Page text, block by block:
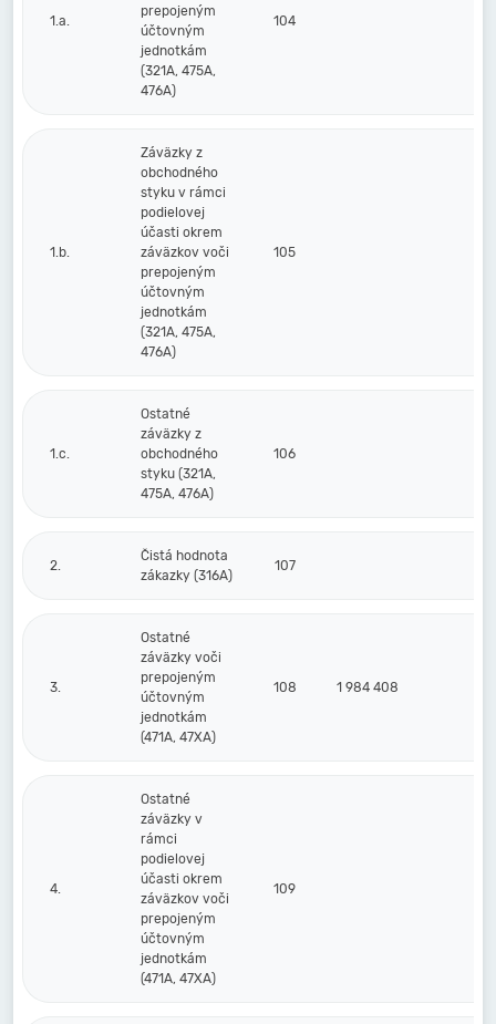
1.a.
prepojeným
účtovným
jednotkám
(321A, 475A,
476A)
104
1.b.
Záväzky z
obchodného
styku v rámci
podielovej
účasti okrem
záväzkov voči
prepojeným
účtovným
jednotkám
(321A, 475A,
476A)
105
1.c.
Ostatné
záväzky z
obchodného
styku (321A,
475A, 476A)
106
2.
Čistá hodnota
zákazky (316A)
107
3.
Ostatné
záväzky voči
prepojeným
účtovným
jednotkám
(471A, 47XA)
108 1 984 408
4.
Ostatné
záväzky v
rámci
podielovej
účasti okrem
záväzkov voči
prepojeným
účtovným
jednotkám
(471A, 47XA)
109